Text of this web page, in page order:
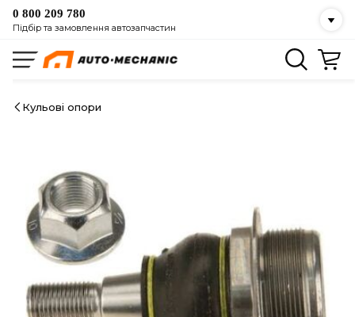
0 800 209 780
Підбір та замовлення автозапчастин
Кульові опори